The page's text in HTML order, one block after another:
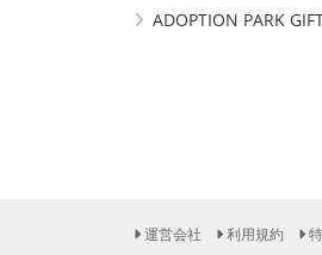
ADOPTION PARK
運営会社 利用規約